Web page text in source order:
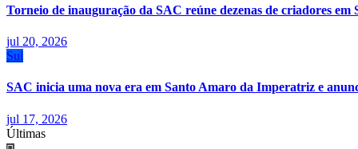
Torneio de inauguração da SAC reúne dezenas de criadores
jul 20, 2026
Sul
SAC inicia uma nova era em Santo Amaro da Imperatriz e
jul 17, 2026
Últimas